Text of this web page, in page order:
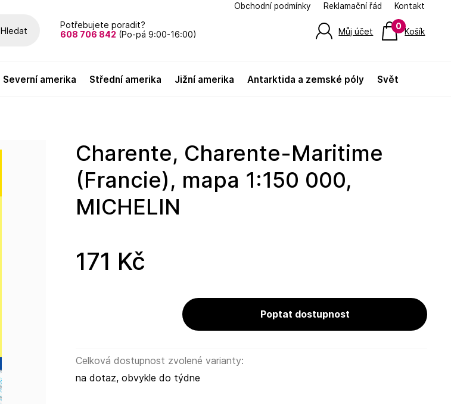
Charente, Charente-Maritime
(Francie), mapa 1:150 000,
MICHELIN
171 Kč
Poptat dostupnost
Celková dostupnost zvolené varianty:
na dotaz, obvykle do týdne
Potřebujete poradit?
608 706 842(Po-pá 9:00-16:00)
Obchodní podmínky Reklamační řád Kontakt
Hledat Můj účet Košík
0
severní amerika střední amerika jižní amerika antarktida a zemské póly svět